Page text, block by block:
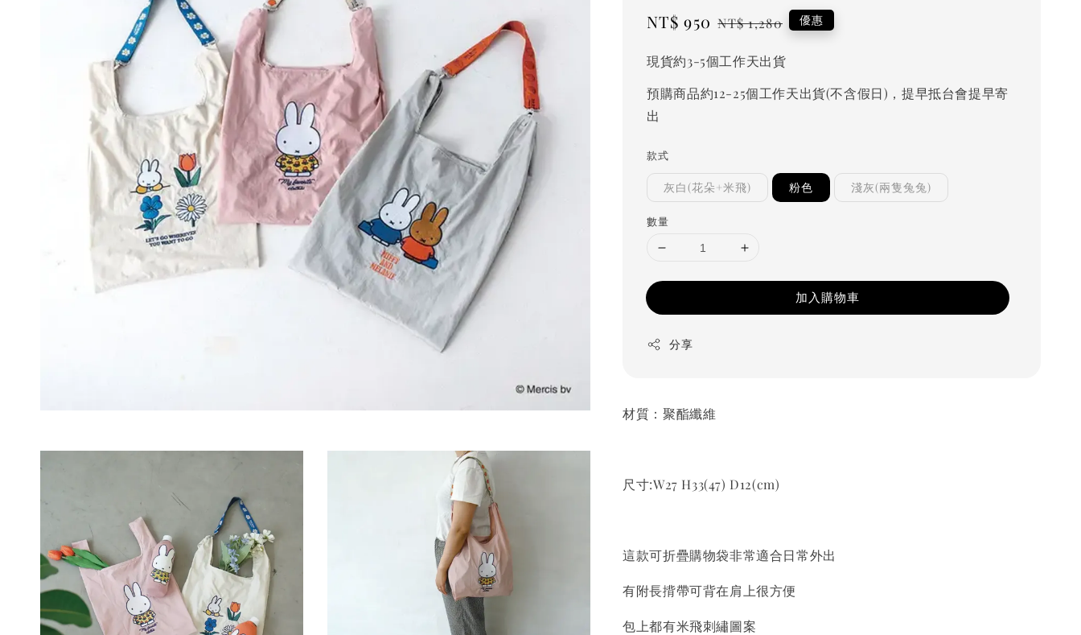
Sale
NT$ 950 Regular
NT$ 1,280 優惠
現貨約3-5個工作天出貨
預購商品約12-25個工作天出貨(不含假日)，提早抵台會提早寄
出
款式
灰白(花朵+米飛) 粉色 淺灰(兩隻兔兔)
數量
加入購物車
分享
材質：聚酯纖維
尺寸:W27 H33(47) D12(cm)
這款可折疊購物袋非常適合日常外出
有附長揹帶可背在肩上很方便
包上都有米飛刺繡圖案